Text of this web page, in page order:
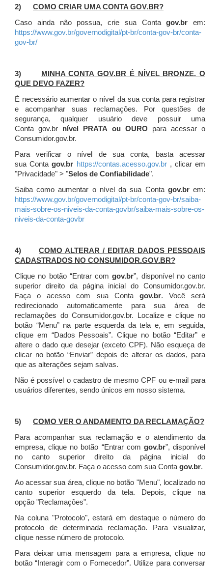
2) COMO CRIAR UMA CONTA GOV.BR?
Caso ainda não possua, crie sua Contagov.br em:
https://www.gov.br/governodigital/pt-br/conta-gov-br/conta-
gov-br/
3)
MINHA CONTA GOV.BR É NÍVEL BRONZE. O
QUE DEVO FAZER?
É necessário aumentar o nível da sua conta para registrar
e acompanhar suas reclamações. Por questões de
segurança, qualquer usuário deve possuir uma
Conta gov.br nível PRATA ou OURO para acessar o
Consumidor.gov.br.
Para verificar o nível de sua conta, basta acessar
sua Contagov.br https://contas.acesso.gov.br, clicar em
"Privacidade" > "Selos de Confiabilidade".
Saiba como aumentar o nível da sua Conta gov.brem:
https://www.gov.br/governodigital/pt-br/conta-gov-br/saiba-
mais-sobre-os-niveis-da-conta-govbr/saiba-mais-sobre-os-
niveis-da-conta-govbr
4) COMO ALTERAR / EDITAR DADOS PESSOAIS
CADASTRADOS NO CONSUMIDOR.GOV.BR?
Clique no botão “Entrar comgov.br”, disponível no canto
superior direito da página inicial do Consumidor.gov.br.
Faça o acesso com sua Conta gov.br. Você será
redirecionado automaticamente para sua área de
reclamações do Consumidor.gov.br.
Localize e clique no
botão “Menu” na parte esquerda da tela e, em seguida,
clique em “Dados Pessoais”. Clique no botão “Editar” e
altere o dado que desejar (exceto CPF). Não esqueça de
clicar no botão “Enviar” depois de alterar os dados, para
que as alterações sejam salvas.
Não é possível o cadastro de mesmo CPF ou e-mail para
usuários diferentes, sendo únicos em nosso sistema.
5) COMO VER O ANDAMENTO DA RECLAMAÇÃO?
Para acompanhar sua reclamação e o atendimento da
empresa, clique no botão “Entrar com gov.br”, disponível
no canto superior direito da página inicial do
Consumidor.gov.br. Faça o acesso com sua Contagov.br.
Ao acessar sua área, clique no botão "Menu", localizado no
canto superior esquerdo da tela. Depois, clique na
opção "Reclamações".
Na coluna "Protocolo", estará em destaque o número do
protocolo de determinada reclamação. Para visualizar,
clique nesse número de protocolo.
Para deixar uma mensagem para a empresa, clique no
botão “Interagir com o Fornecedor”. Utilize para conversar